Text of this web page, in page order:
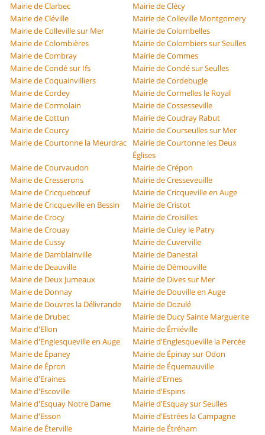
Mairie de Clarbec
Mairie de Clécy
Mairie de Cléville
Mairie de Colleville Montgomery
Mairie de Colleville sur Mer
Mairie de Colombelles
Mairie de Colombières
Mairie de Colombiers sur Seulles
Mairie de Combray
Mairie de Commes
Mairie de Condé sur Ifs
Mairie de Condé sur Seulles
Mairie de Coquainvilliers
Mairie de Cordebugle
Mairie de Cordey
Mairie de Cormelles le Royal
Mairie de Cormolain
Mairie de Cossesseville
Mairie de Cottun
Mairie de Coudray Rabut
Mairie de Courcy
Mairie de Courseulles sur Mer
Mairie de Courtonne la Meurdrac
Mairie de Courtonne les Deux
Églises
Mairie de Courvaudon
Mairie de Crépon
Mairie de Cresserons
Mairie de Cresseveuille
Mairie de Cricquebœuf
Mairie de Cricqueville en Auge
Mairie de Cricqueville en Bessin
Mairie de Cristot
Mairie de Crocy
Mairie de Croisilles
Mairie de Crouay
Mairie de Culey le Patry
Mairie de Cussy
Mairie de Cuverville
Mairie de Damblainville
Mairie de Danestal
Mairie de Deauville
Mairie de Démouville
Mairie de Deux Jumeaux
Mairie de Dives sur Mer
Mairie de Donnay
Mairie de Douville en Auge
Mairie de Douvres la Délivrande
Mairie de Dozulé
Mairie de Drubec
Mairie de Ducy Sainte Marguerite
Mairie d'Ellon
Mairie de Émiéville
Mairie d'Englesqueville en Auge
Mairie d'Englesqueville la Percée
Mairie de Épaney
Mairie de Épinay sur Odon
Mairie de Épron
Mairie de Équemauville
Mairie d'Eraines
Mairie d'Ernes
Mairie d'Escoville
Mairie d'Espins
Mairie d'Esquay Notre Dame
Mairie d'Esquay sur Seulles
Mairie d'Esson
Mairie d'Estrées la Campagne
Mairie de Éterville
Mairie de Étréham